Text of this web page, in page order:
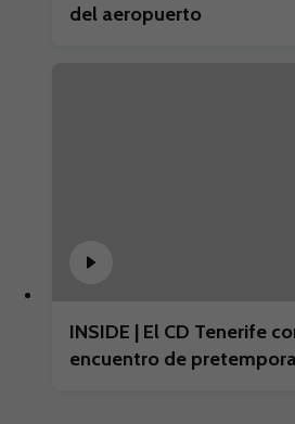
del aeropuerto
INSIDE | El CD Tenerife
encuentro de